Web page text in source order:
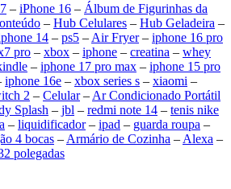
– iPhone 16 – Álbum de Figurinhas da
– Hub Celulares – Hub Geladeira –
14 – ps5 – Air Fryer– iphone 16 pro
pro – xbox – iphone – creatina – whey
– iphone 17 pro max – iphone 15 pro
iphone 16e – xbox series s – xiaomi –
2 – Celular– Ar Condicionado Portátil
Splash – jbl – redmi note 14 – tenis nike
– liquidificador– ipad – guarda roupa –
4 bocas – Armário de Cozinha – Alexa –
polegadas